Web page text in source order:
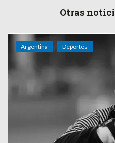
Otras
Argentina Deportes